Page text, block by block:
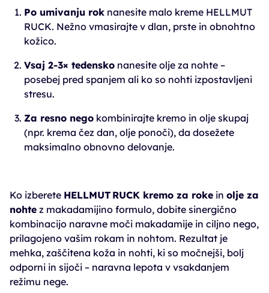
Po umivanju rok nanesite malo kreme HELLMUT
RUCK. Nežno vmasirajte v dlan, prste in obnohtno
kožico.
Vsaj 2‑3× tedensko nanesite olje za nohte –
posebej pred spanjem ali ko so nohti izpostavljeni
stresu.
Za resno nego kombinirajte kremo in olje skupaj
(npr. krema čez dan, olje ponoči), da dosežete
maksimalno obnovno delovanje.
Ko izberete HELLMUT RUCK kremo za roke in olje za
nohte z makadamijino formulo, dobite sinergično
kombinacijo naravne moči makadamije in ciljno nego,
prilagojeno vašim rokam in nohtom. Rezultat je
mehka, zaščitena koža in nohti, ki so močnejši, bolj
odporni in sijoči – naravna lepota v vsakdanjem
režimu nege.